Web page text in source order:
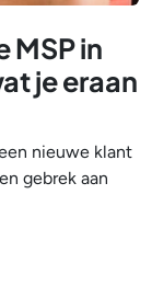
MSP in
je eraan
nieuwe klant
gebrek aan